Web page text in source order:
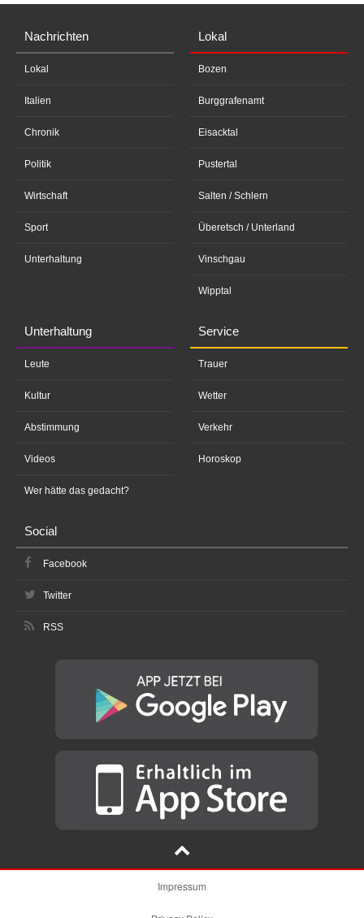
Nachrichten
Lokal
Italien
Chronik
Politik
Wirtschaft
Sport
Unterhaltung
Lokal
Bozen
Burggrafenamt
Eisacktal
Pustertal
Salten / Schlern
Überetsch / Unterland
Vinschgau
Wipptal
Unterhaltung
Leute
Kultur
Abstimmung
Videos
Wer hätte das gedacht?
Service
Trauer
Wetter
Verkehr
Horoskop
Social
Facebook
Twitter
RSS
Impressum